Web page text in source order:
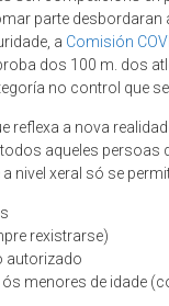
parte
a Comisión
dos 100 m. dos
no control que
reflexa a nova
todos aqueles
nivel xeral só se
rexistrarse)
autorizado
menores de idade